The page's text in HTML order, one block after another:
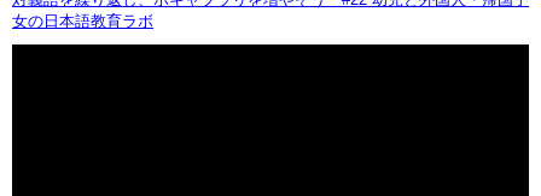
女の日本語教育ラボ